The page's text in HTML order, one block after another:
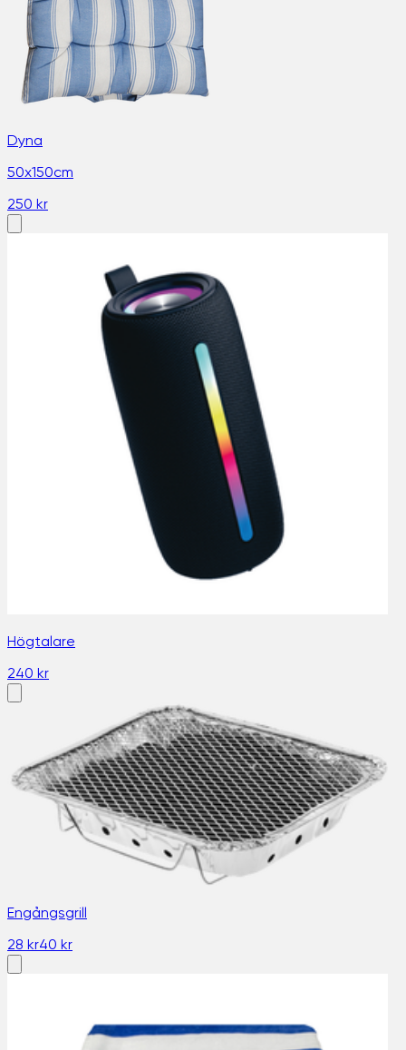
Dyna
50x150cm
250 kr
Högtalare
240 kr
Engångsgrill
28 kr40 kr